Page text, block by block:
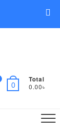
0
Total
0.00৳